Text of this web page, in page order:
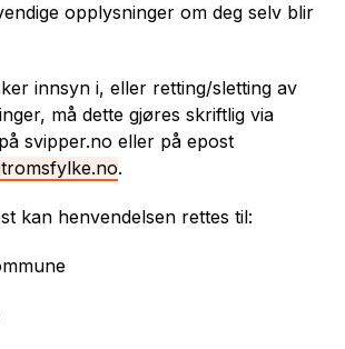
opplysninger om deg selv blir
innsyn i, eller retting/sletting av
må dette gjøres skriftlig via
svipper.no eller på epost
.
kan henvendelsen rettes til: